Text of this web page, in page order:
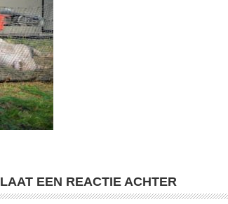
LAAT EEN REACTIE ACHTER